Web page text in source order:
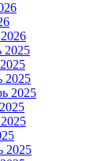
2025
2025
2025
2025